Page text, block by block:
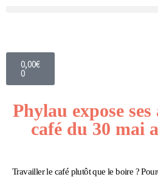
0,00€
0
Phylau expose
café du 30 mai
Travailler le café plutôt que le boire ?